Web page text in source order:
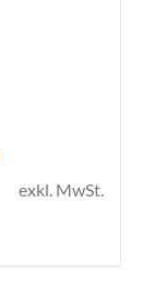
exkl. MwSt.